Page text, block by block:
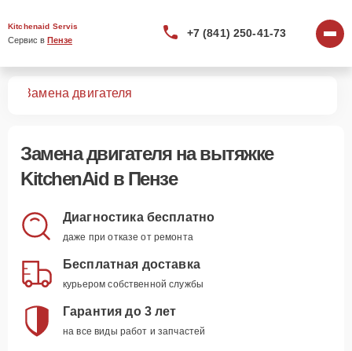
Kitchenaid Servis
Сервис в Пензе
+7 (841) 250-41-73
Замена двигателя
Замена двигателяна вытяжке
KitchenAid в Пензе
Диагностика бесплатно
даже при отказе от ремонта
Бесплатная доставка
курьером собственной службы
Гарантия до 3 лет
на все виды работ и запчастей